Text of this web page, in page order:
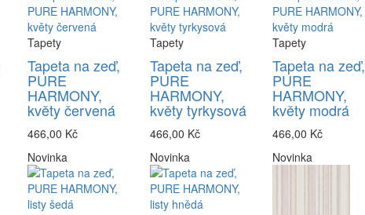
Tapety
Tapeta na zeď,
PURE
HARMONY,
květy červená
466,00 Kč
Tapety
Tapeta na zeď,
PURE
HARMONY,
květy tyrkysová
466,00 Kč
Tapety
Tapeta na zeď,
PURE
HARMONY,
květy modrá
466,00 Kč
Novinka Novinka Novinka